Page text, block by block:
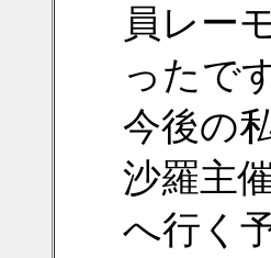
員レー
ったで
今後の
沙羅主
へ行く